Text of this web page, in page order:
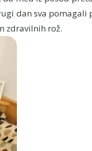
dan sva
zdravilnih rož.